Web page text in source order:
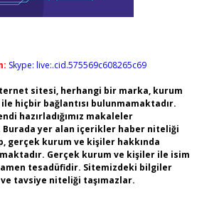
Skype: live:.cid.575569c608265c69
sitesi, herhangi bir marka, kurum
hiçbir bağlantısı bulunmamaktadır.
hazırladığımız makaleler
Burada yer alan içerikler haber niteliği
gerçek kurum ve kişiler hakkında
Gerçek kurum ve kişiler ile isim
tesadüfidir. Sitemizdeki bilgiler
tavsiye niteliği taşımazlar.